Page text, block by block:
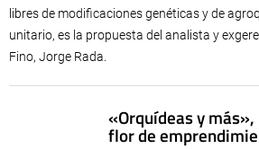
libres de modificaciones genéticas y de
unitario, es la propuesta del analista y
Fino, Jorge Rada.
«Orquídeas y
flor de